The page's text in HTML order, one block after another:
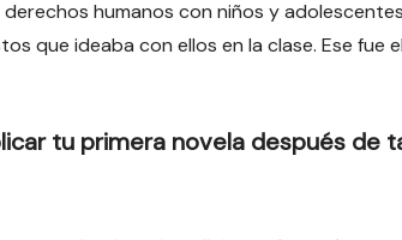
humanos con niños y
que ideaba con ellos en la clase. Ese fue
tu primera novela después de